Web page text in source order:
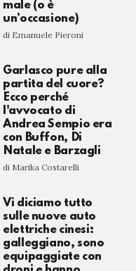
male (o è
un’occasione)
di Emanuele Pieroni
Garlasco pure alla
partita del cuore?
Ecco perché
l'avvocato di
Andrea Sempio era
con Buffon, Di
Natale e Barzagli
di Marika Costarelli
Vi diciamo tutto
sulle nuove auto
elettriche cinesi:
galleggiano, sono
equipaggiate con